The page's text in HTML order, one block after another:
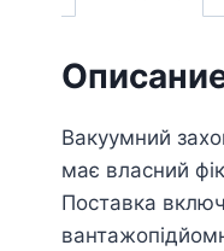
Вакуумний
має власний
Поставка